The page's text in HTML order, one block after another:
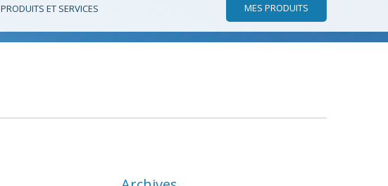
PRODUITS ET SERVICES MES PRODUITS